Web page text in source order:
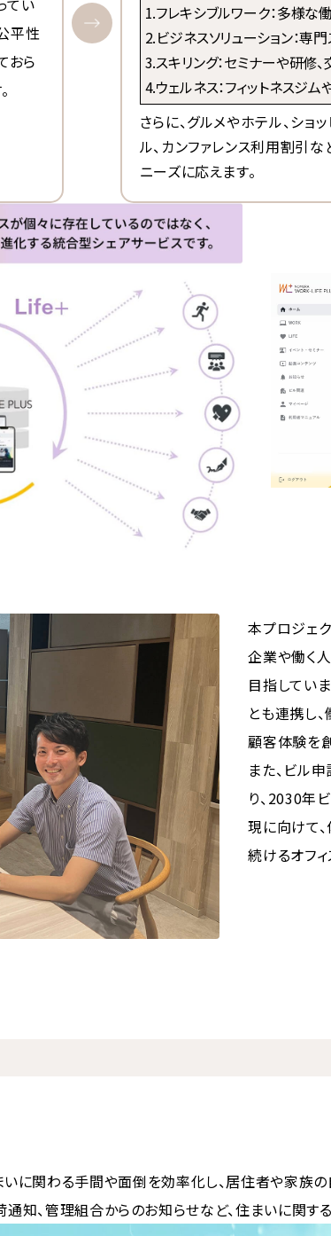
てい
平性
おら
1.フレキシブルワーク：多様な
2.ビジネスソリューション：専
3.スキリング：セミナーや研修
4.ウェルネス：フィットネスジ
さらに、グルメやホテル、ショ
ル、カンファレンス利用割引
ニーズに応えます。
本プロジェク
企業や働く
目指してい
とも連携し
顧客体験を
また、ビル
り、2030年
現に向けて
続けるオフ
に関わる手間や面倒を効率化し、居住者や家族
知、管理組合からのお知らせなど、住まいに関す